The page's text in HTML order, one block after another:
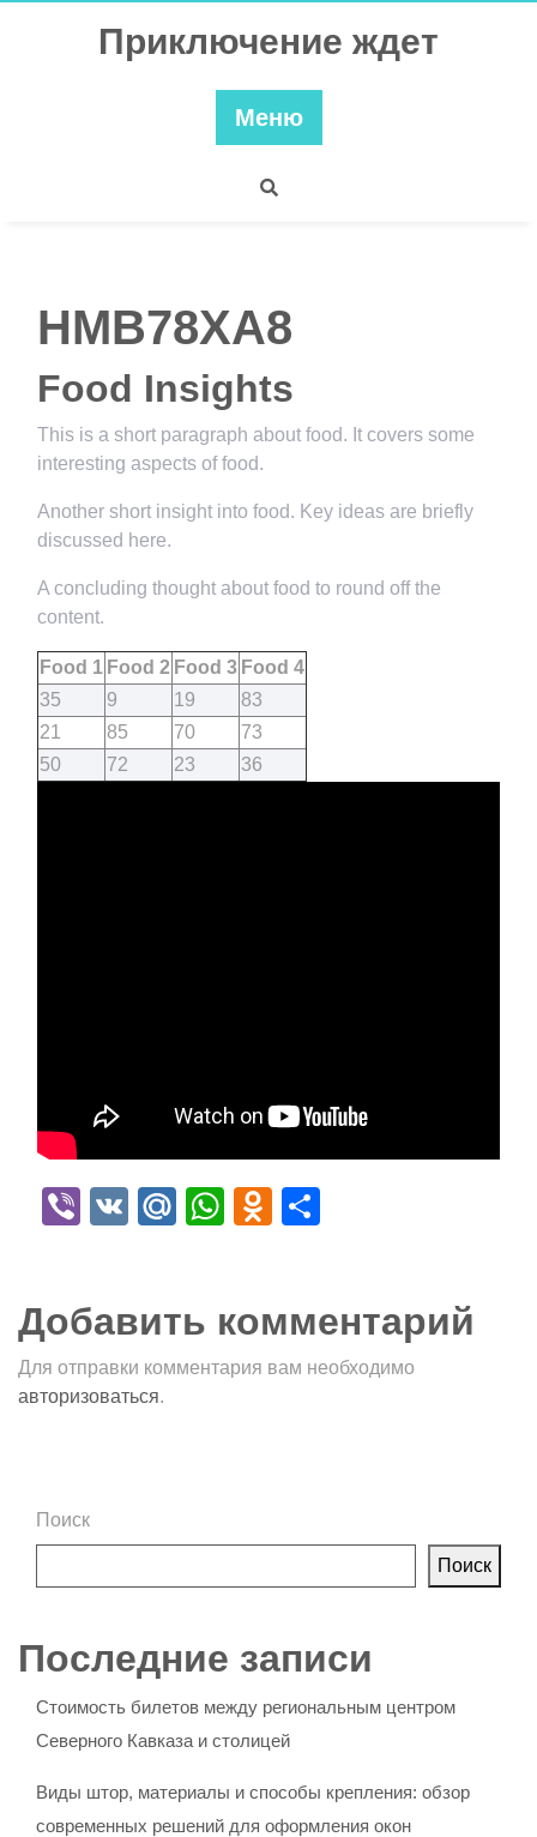
Приключение ждет
Меню
HMB78XA8
Food Insights
This is a short paragraph about food. It covers some
interesting aspects of food.
Another short insight into food. Key ideas are briefly
discussed here.
A concluding thought about food to round off the
content.
Food 1 Food 2 Food 3 Food 4
35
9 19
83
21
85 70
73
50
72 23 36
Viber
VK Mail.Ru
WhatsApp
Odnoklassniki
Добавить комментарий
Для отправки комментария вам необходимо
авторизоваться.
Поиск
Поиск
Последние записи
Стоимость билетов между региональным центром
Северного Кавказа и столицей
Виды штор, материалы и способы крепления: обзор
современных решений для оформления окон